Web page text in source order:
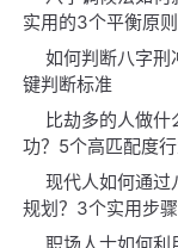
实用的3个平衡原则
如何判断八字刑
键判断标准
比劫多的人做
功？5个高匹配度
现代人如何通过
规划？3个实用步